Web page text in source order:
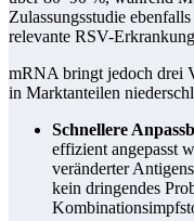
Zulassungsstudie
relevante RSV-
mRNA bringt jedoch drei
in Marktanteilen
Schnellere
effizient angepasst
veränderter
kein dringendes